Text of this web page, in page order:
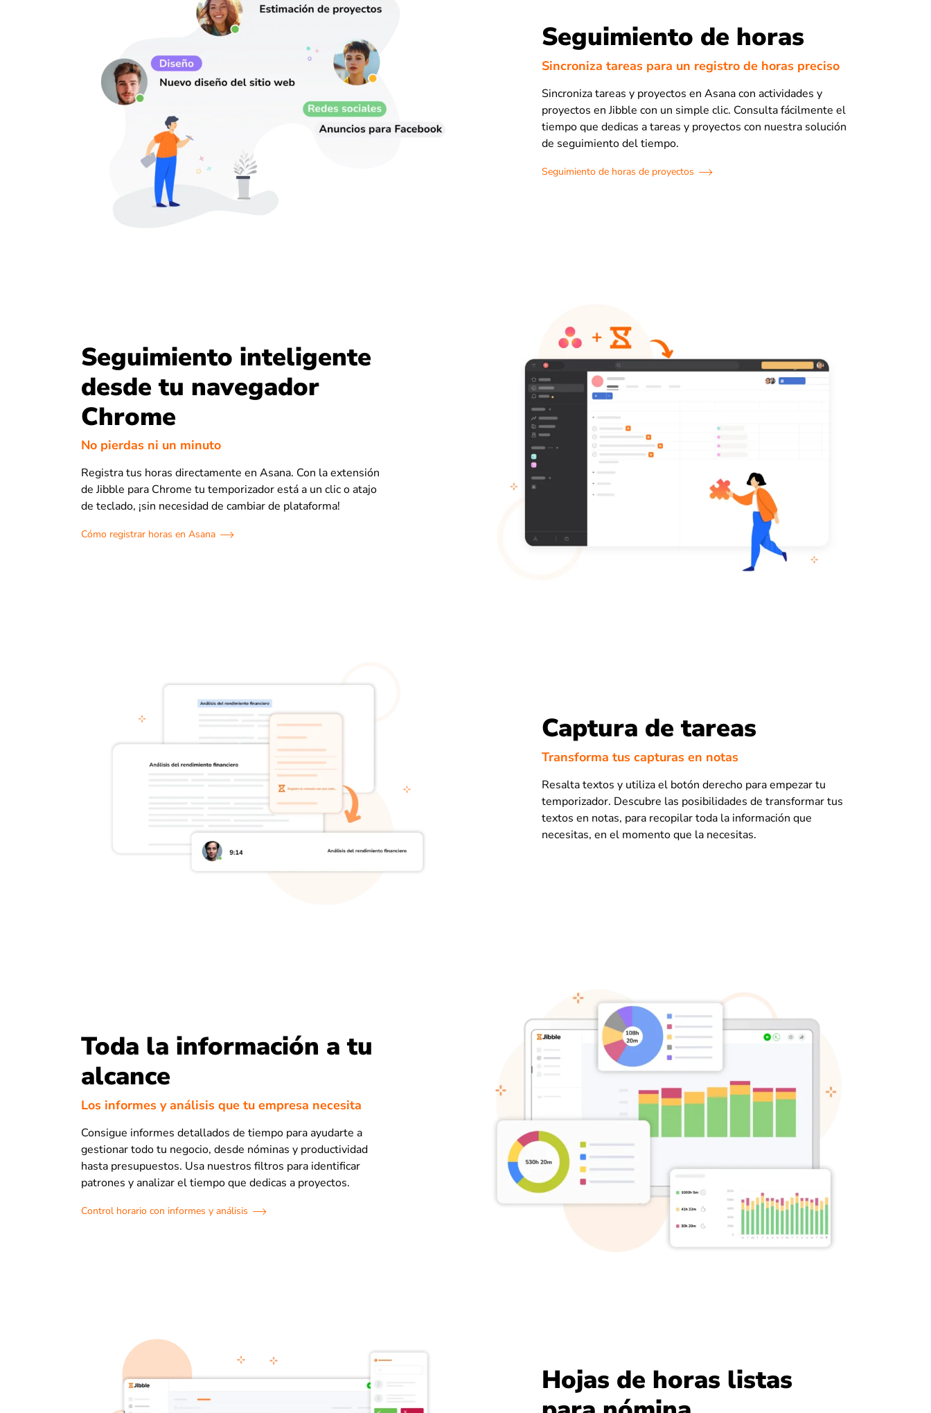
Seguimiento de horas
Sincroniza tareas para un registro de horas preciso
Sincroniza tareas y proyectos en Asana con actividades y
proyectos en Jibble con un simple clic. Consulta fácilmente el
tiempo que dedicas a tareas y proyectos con nuestra solución
de seguimiento del tiempo.
Seguimiento de horas de proyectos
Seguimiento inteligente
desde tu navegador
Chrome
No pierdas ni un minuto
Registra tus horas directamente en Asana. Con la extensión
de Jibble para Chrome tu temporizador está a un clic o atajo
de teclado, ¡sin necesidad de cambiar de plataforma!
Cómo registrar horas en Asana
Captura de tareas
Transforma tus capturas en notas
Resalta textos y utiliza el botón derecho para empezar tu
temporizador. Descubre las posibilidades de transformar tus
textos en notas, para recopilar toda la información que
necesitas, en el momento que la necesitas.
Toda la información a tu
alcance
Los informes y análisis que tu empresa necesita
Consigue informes detallados de tiempo para ayudarte a
gestionar todo tu negocio, desde nóminas y productividad
hasta presupuestos. Usa nuestros filtros para identificar
patrones y analizar el tiempo que dedicas a proyectos.
Control horario con informes y análisis
Hojas de horas listas